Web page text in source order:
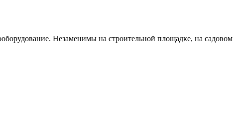
Незаменимы на строительной площадке, на садовом